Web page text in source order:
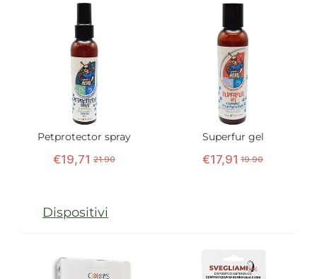
Petprotector spray
€19,71 21.90
Superfur gel
€17,91 19.90
Dispositivi